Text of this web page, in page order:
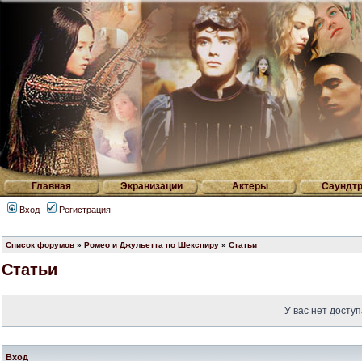
Главная Экранизации Актеры
Вход Регистрация
Список форумов » Ромео и Джульетта по Шекспиру » Статьи
Статьи
У вас нет
Вход